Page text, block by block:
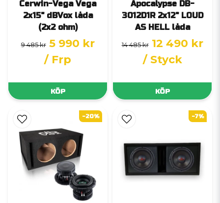
Cerwin-Vega Vega
2x15" dBVox låda
(2x2 ohm)
9 485 kr 5 990 kr
/ Frp
KÖP
Apocalypse DB-
3012D1R 2x12" LOUD
AS HELL låda
14 485 kr 12 490 kr
/ Styck
KÖP
-20% -7%